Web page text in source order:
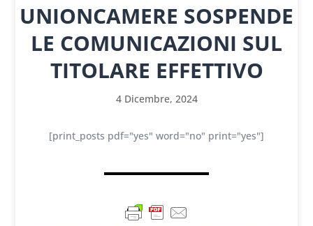
UNIONCAMERE SOSPENDE
LE COMUNICAZIONI SUL
TITOLARE EFFETTIVO
4 Dicembre, 2024
[print_posts pdf="yes" word="no" print="yes"]